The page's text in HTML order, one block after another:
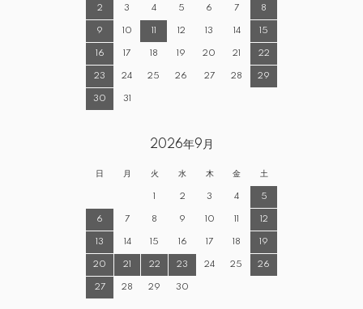
2 3 4 5 6 7 8
9 10 11 12 13 14 15
16 17 18 19 20 21 22
23 24 25 26 27 28 29
30 31
2026年9月
日 月 火 水 木 金 土
1 2 3 4 5
6 7 8 9 10 11 12
13 14 15 16 17 18 19
20 21 22 23 24 25 26
27 28 29 30